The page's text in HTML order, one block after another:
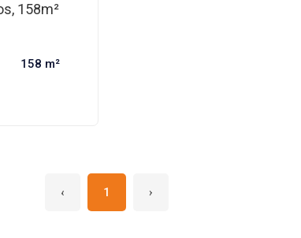
158m²
158 m²
‹ 1 ›